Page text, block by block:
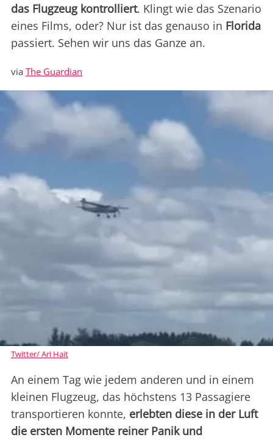
das Flugzeug kontrolliert. Klingt wie das Szenario
eines Films, oder? Nur ist das genauso in Florida
passiert. Sehen wir uns das Ganze an.
via The Guardian
Twitter/ Ari Hait
An einem Tag wie jedem anderen und in einem
kleinen Flugzeug, das höchstens 13 Passagiere
transportieren konnte, erlebten diese in der Luft
die ersten Momente reiner Panik und